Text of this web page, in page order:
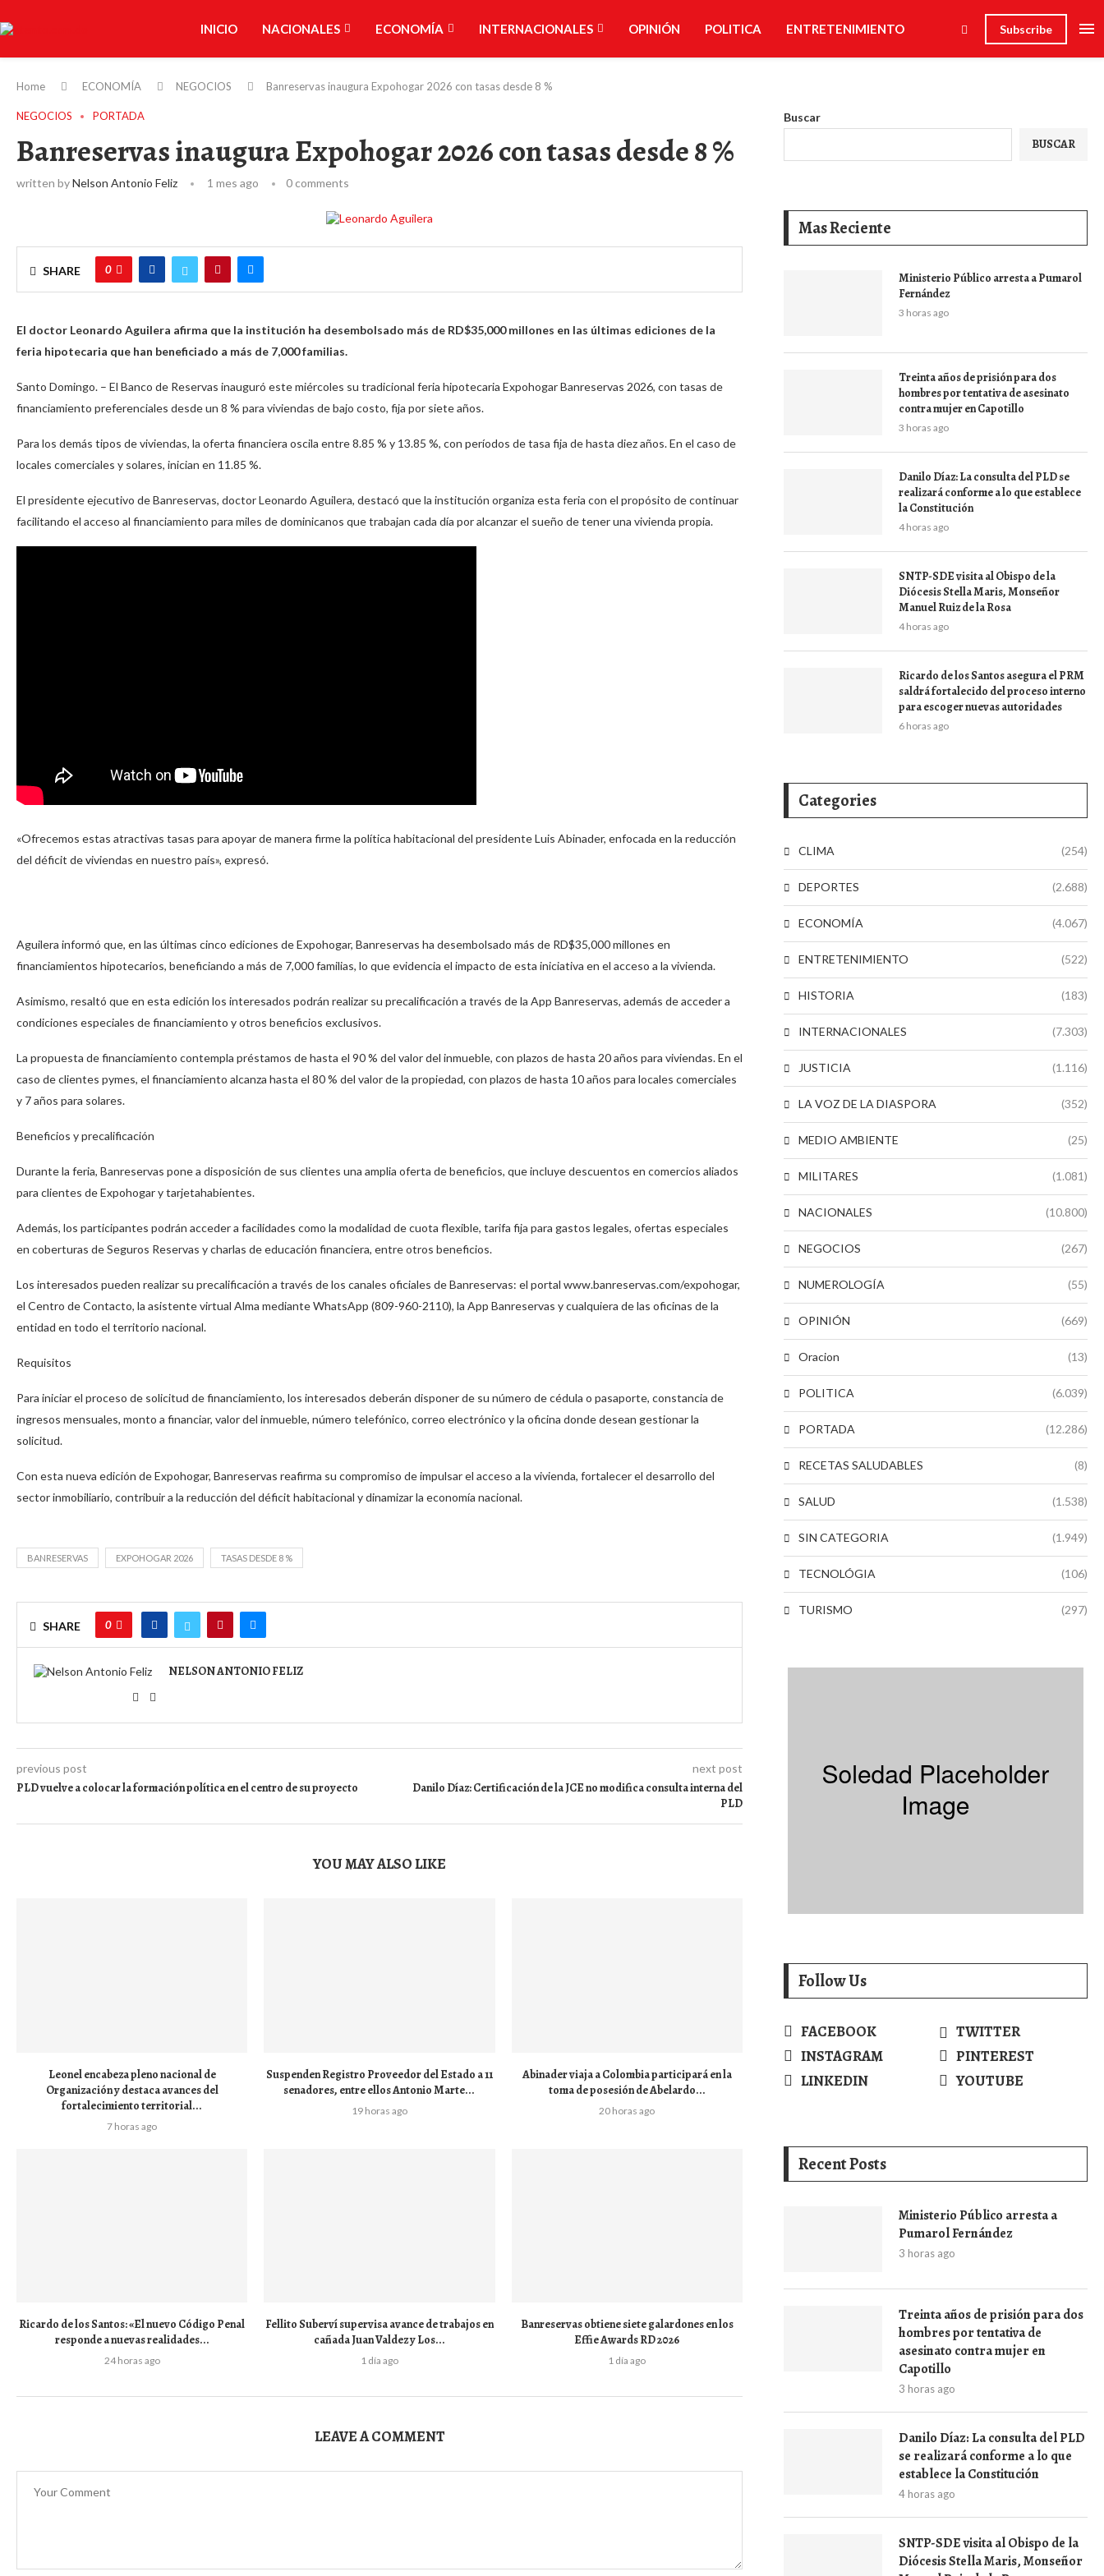
INICIO NACIONALES ECONOMÍA INTERNACIONALES OPINIÓN POLITICA ENTRETENIMIENTO Subscribe
Home ECONOMÍA NEGOCIOS Banreservas inaugura Expohogar 2026 con tasas desde 8 %
NEGOCIOS PORTADA
Banreservas inaugura Expohogar 2026 con tasas desde 8 %
written byNelson Antonio Feliz 1 mes ago 0 comments
SHARE 0
El doctor Leonardo Aguilera afirma que la institución ha desembolsado más de RD$35,000 millones en las últimas ediciones de la
feria hipotecaria que han beneficiado a más de 7,000 familias.
Santo Domingo. – El Banco de Reservas inauguró este miércoles su tradicional feria hipotecaria Expohogar Banreservas 2026, con tasas de
financiamiento preferenciales desde un 8 % para viviendas de bajo costo, fija por siete años.
Para los demás tipos de viviendas, la oferta financiera oscila entre 8.85 % y 13.85 %, con períodos de tasa fija de hasta diez años. En el caso de
locales comerciales y solares, inician en 11.85 %.
El presidente ejecutivo de Banreservas, doctor Leonardo Aguilera, destacó que la institución organiza esta feria con el propósito de continuar
facilitando el acceso al financiamiento para miles de dominicanos que trabajan cada día por alcanzar el sueño de tener una vivienda propia.
«Ofrecemos estas atractivas tasas para apoyar de manera firme la política habitacional del presidente Luis Abinader, enfocada en la reducción
del déficit de viviendas en nuestro país», expresó.
Aguilera informó que, en las últimas cinco ediciones de Expohogar, Banreservas ha desembolsado más de RD$35,000 millones en
financiamientos hipotecarios, beneficiando a más de 7,000 familias, lo que evidencia el impacto de esta iniciativa en el acceso a la vivienda.
Asimismo, resaltó que en esta edición los interesados podrán realizar su precalificación a través de la App Banreservas, además de acceder a
condiciones especiales de financiamiento y otros beneficios exclusivos.
La propuesta de financiamiento contempla préstamos de hasta el 90 % del valor del inmueble, con plazos de hasta 20 años para viviendas. En el
caso de clientes pymes, el financiamiento alcanza hasta el 80 % del valor de la propiedad, con plazos de hasta 10 años para locales comerciales
y 7 años para solares.
Beneficios y precalificación
Durante la feria, Banreservas pone a disposición de sus clientes una amplia oferta de beneficios, que incluye descuentos en comercios aliados
para clientes de Expohogar y tarjetahabientes.
Además, los participantes podrán acceder a facilidades como la modalidad de cuota flexible, tarifa fija para gastos legales, ofertas especiales
en coberturas de Seguros Reservas y charlas de educación financiera, entre otros beneficios.
Los interesados pueden realizar su precalificación a través de los canales oficiales de Banreservas: el portal www.banreservas.com/expohogar,
el Centro de Contacto, la asistente virtual Alma mediante WhatsApp (809-960-2110), la App Banreservas y cualquiera de las oficinas de la
entidad en todo el territorio nacional.
Requisitos
Para iniciar el proceso de solicitud de financiamiento, los interesados deberán disponer de su número de cédula o pasaporte, constancia de
ingresos mensuales, monto a financiar, valor del inmueble, número telefónico, correo electrónico y la oficina donde desean gestionar la
solicitud.
Con esta nueva edición de Expohogar, Banreservas reafirma su compromiso de impulsar el acceso a la vivienda, fortalecer el desarrollo del
sector inmobiliario, contribuir a la reducción del déficit habitacional y dinamizar la economía nacional.
BANRESERVAS EXPOHOGAR 2026 TASAS DESDE 8 %
SHARE 0
NELSON ANTONIO FELIZ
previous post
PLD vuelve a colocar la formación política en el centro de su proyecto
next post
Danilo Díaz: Certificación de la JCE no modifica consulta interna del
PLD
YOU MAY ALSO LIKE
Leonel encabeza pleno nacional de
Organización y destaca avances del
fortalecimiento territorial...
7 horas ago
Suspenden Registro Proveedor del Estado a 11
senadores, entre ellos Antonio Marte...
19 horas ago
Abinader viaja a Colombia participará en la
toma de posesión de Abelardo...
20 horas ago
Ricardo de los Santos: «El nuevo Código Penal
responde a nuevas realidades...
24 horas ago
Fellito Suberví supervisa avance de trabajos en
cañada Juan Valdez y Los...
1 día ago
Banreservas obtiene siete galardones en los
Effie Awards RD 2026
1 día ago
LEAVE A COMMENT
Buscar
BUSCAR
Mas Reciente
Ministerio Público arresta a Pumarol
Fernández
3 horas ago
Treinta años de prisión para dos
hombres por tentativa de asesinato
contra mujer en Capotillo
3 horas ago
Danilo Díaz: La consulta del PLD se
realizará conforme a lo que establece
la Constitución
4 horas ago
SNTP-SDE visita al Obispo de la
Diócesis Stella Maris, Monseñor
Manuel Ruiz de la Rosa
4 horas ago
Ricardo de los Santos asegura el PRM
saldrá fortalecido del proceso interno
para escoger nuevas autoridades
6 horas ago
Categories
CLIMA (254)
DEPORTES (2.688)
ECONOMÍA (4.067)
ENTRETENIMIENTO (522)
HISTORIA (183)
INTERNACIONALES (7.303)
JUSTICIA (1.116)
LA VOZ DE LA DIASPORA (352)
MEDIO AMBIENTE (25)
MILITARES (1.081)
NACIONALES (10.800)
NEGOCIOS (267)
NUMEROLOGÍA (55)
OPINIÓN (669)
Oracion (13)
POLITICA (6.039)
PORTADA (12.286)
RECETAS SALUDABLES (8)
SALUD (1.538)
SIN CATEGORIA (1.949)
TECNOLÓGIA (106)
TURISMO (297)
Follow Us
FACEBOOK
TWITTER
INSTAGRAM
PINTEREST
LINKEDIN
YOUTUBE
Recent Posts
Ministerio Público arresta a
Pumarol Fernández
3 horas ago
Treinta años de prisión para dos
hombres por tentativa de
asesinato contra mujer en
Capotillo
3 horas ago
Danilo Díaz: La consulta del PLD
se realizará conforme a lo que
establece la Constitución
4 horas ago
SNTP-SDE visita al Obispo de la
Diócesis Stella Maris, Monseñor